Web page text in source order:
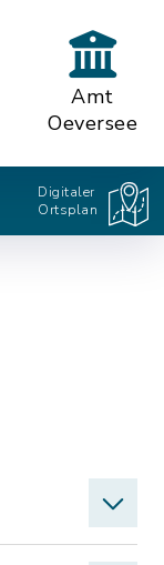
Amt
Oeversee
Digitaler
Ortsplan